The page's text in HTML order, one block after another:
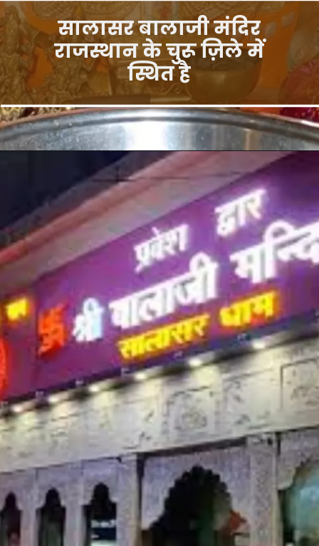
सालासर बालाजी मंदिर
राजस्थान के चुरू ज़िले में